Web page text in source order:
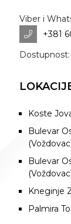
Viber i
+381
Koste
Bulevar
Bulevar
Kneginje
Palmira